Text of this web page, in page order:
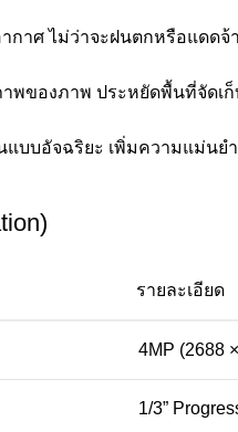
กาศ ไม่ว่าจะฝนตกหรือแดดจ้า
พของภาพ ประหยัดพื้นที่จัดเ
บบอัจฉริยะ เพิ่มความแม่นย
รายละเอียด
4MP (2688
1/3”